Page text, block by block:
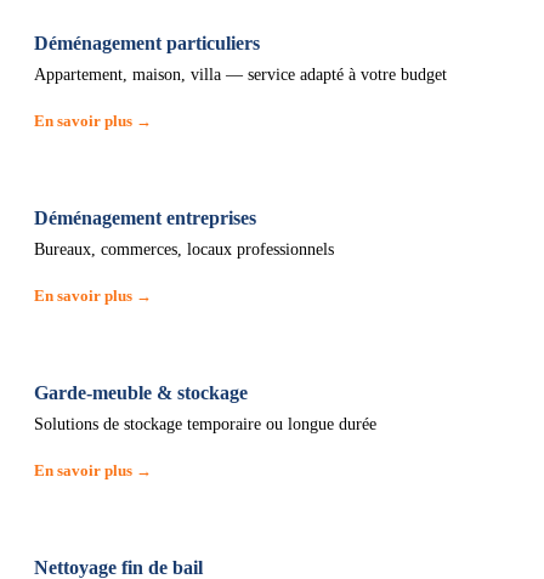
Déménagement particuliers
Appartement, maison, villa — service adapté à votre budget
En savoir plus →
Déménagement entreprises
Bureaux, commerces, locaux professionnels
En savoir plus →
Garde-meuble & stockage
Solutions de stockage temporaire ou longue durée
En savoir plus →
Nettoyage fin de bail